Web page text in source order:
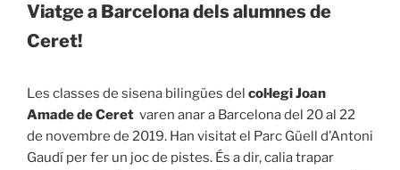
Viatge a Barcelona dels alumnes de
Ceret!
Les classes de sisena bilingües del col·legi Joan
Amade de Ceret varen anar a Barcelona del 20 al 22
de novembre de 2019. Han visitat el Parc Güell d’Antoni
Gaudí per fer un joc de pistes. És a dir, calia trapar